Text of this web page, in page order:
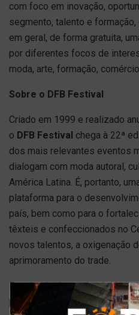
com foco em inovação,
segmento, talento e
em geral, de forma gratuita,
por diferentes focos de
moda, arte, formação,
Sobre o DFB Festival
Criado em 1999 e realizado
o DFB Festival chega à 22ª
dos mais relevantes eventos
dialogam com moda autoral,
América Latina. É, portanto,
plataforma para o
país, bem como para o
têxteis e confeccionados no
novos talentos, a oxigenação
aprimoramento do trade.
Em virtude da pandemia da
planeta durante o biênio